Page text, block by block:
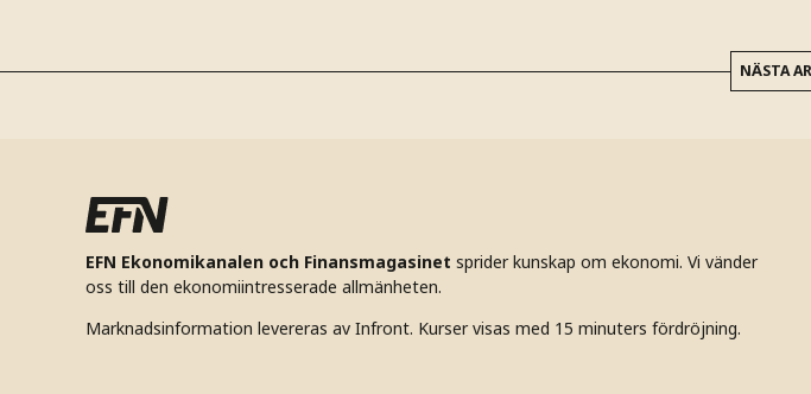
NÄSTA
EFN Ekonomikanalen och Finansmagasinet sprider kunskap om ekonomi. Vi vänder
oss till den ekonomiintresserade allmänheten.
Marknadsinformation levereras av Infront. Kurser visas med 15 minuters fördröjning.